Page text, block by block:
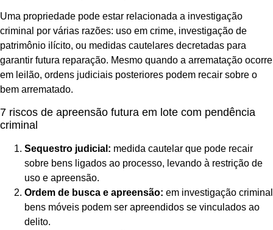
Uma propriedade pode estar relacionada a investigação
criminal por várias razões: uso em crime, investigação de
patrimônio ilícito, ou medidas cautelares decretadas para
garantir futura reparação. Mesmo quando a arrematação ocorre
em leilão, ordens judiciais posteriores podem recair sobre o
bem arrematado.
7 riscos de apreensão futura em lote com pendência
criminal
Sequestro judicial: medida cautelar que pode recair
sobre bens ligados ao processo, levando à restrição de
uso e apreensão.
Ordem de busca e apreensão: em investigação criminal
bens móveis podem ser apreendidos se vinculados ao
delito.